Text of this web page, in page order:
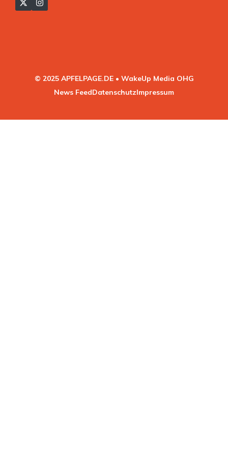
© 2025 APFELPAGE.DE • WakeUp Media OHG
News FeedDatenschutzImpressum